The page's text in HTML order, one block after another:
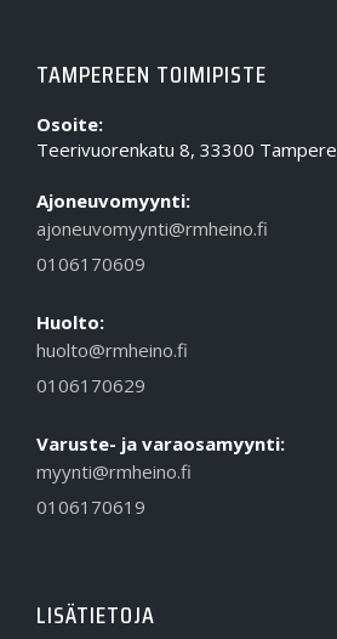
TAMPEREEN TOIMIPISTE
Osoite:
Teerivuorenkatu 8, 33300 Tampere
Ajoneuvomyynti:
ajoneuvomyynti@rmheino.fi
0106170609
Huolto:
huolto@rmheino.fi
0106170629
Varuste- ja varaosamyynti:
myynti@rmheino.fi
0106170619
LISÄTIETOJA